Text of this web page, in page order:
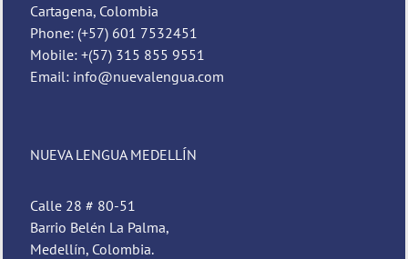
Cartagena, Colombia
Phone: (+57) 601 7532451
Mobile: +(57) 315 855 9551
Email: info@nuevalengua.com
NUEVA LENGUA MEDELLÍN
Calle 28 # 80-51
Barrio Belén La Palma,
Medellín, Colombia.